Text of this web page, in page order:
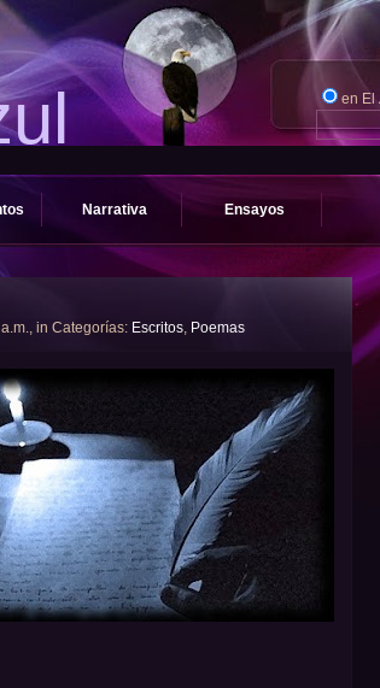
en El
Narrativa Ensayos
in Categorías: Escritos, Poemas